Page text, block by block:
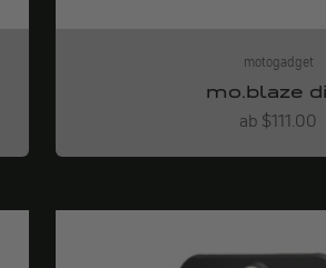
motogadget
mo.blaze
Angebot
ab $111.00